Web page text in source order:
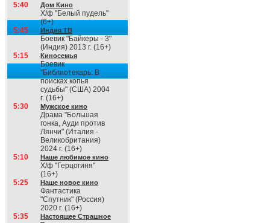
5:40 Дом Кино
Х/ф "Белый пудель"
(6+)
5:45
Индия ТВ
Боевик "Байкеры - 3"
(Индия) 2013 г. (16+)
5:15
Киносемья
Боевик
"Библиотекарь: В
поисках копья
судьбы" (США) 2004
г. (16+)
5:30
Мужское кино
Драма "Большая
гонка, Ауди против
Лянчи" (Италия -
Великобритания)
2024 г. (16+)
5:10
Наше любимое кино
Х/ф "Герцогиня"
(16+)
5:25
Наше новое кино
Фантастика
"Спутник" (Россия)
2020 г. (16+)
5:35
Настоящее Страшное